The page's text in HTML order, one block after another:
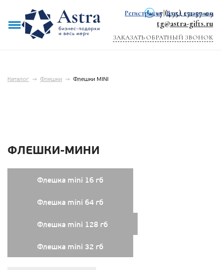
+7 (495) 151-57-09
tg@astra-gifts.ru
ЗАКАЗАТЬ ОБРАТНЫЙ ЗВОНОК
Регистрация Вход с паролем
Каталог → Флешки → Флешки MINI
ФЛЕШКИ-МИНИ
Флешка mini 16 гб
Флешка mini 64 гб
Флешка mini 128 гб
Флешка mini 32 гб